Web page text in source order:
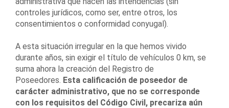
controles jurídicos, como ser, entre otros, los
consentimientos o conformidad conyugal).
A esta situación irregular en la que hemos vivido
durante años, sin exigir el título de vehículos 0 km, se
suma ahora la creación del Registro de
Poseedores. Esta calificación de poseedor de
carácter administrativo, que no se corresponde
con los requisitos del Código Civil, precariza aún